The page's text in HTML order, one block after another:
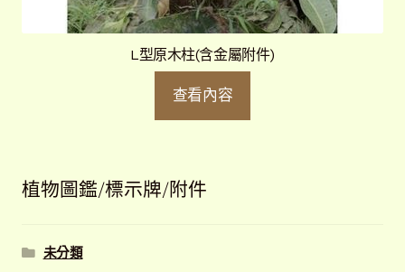
L型原木柱(含金屬附件)
查看內容
植物圖鑑/標示牌/附件
未分類